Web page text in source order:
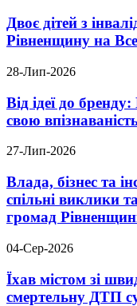
Двоє дітей з
Рівненщину на
28-Лип-2026
Від ідеї до
свою
27-Лип-2026
Влада, бізнес та
спільні виклики
громад
04-Сер-2026
Їхав містом зі
смертельну ДТП